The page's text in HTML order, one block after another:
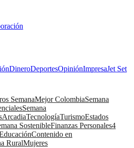
DineroDeportesOpiniónImpresaJet Set
SemanaMejor ColombiaSemana
Semana
ArcadiaTecnologíaTurismoEstados
SostenibleFinanzas Personales4
Contenido en
RuralMujeres